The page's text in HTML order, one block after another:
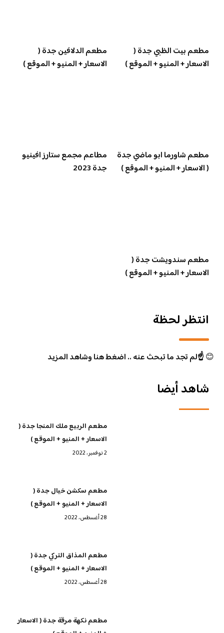
مطعم بيت الظبي جدة (
الاسعار + المنيو + الموقع )
مطعم الدلافين جدة (
الاسعار + المنيو + الموقع )
مطعم شاورما ابو ماضي جدة
( الاسعار + المنيو + الموقع )
مطاعم مجمع ستارز افينيو
جدة 2023
مطعم سندويشت جدة (
الاسعار + المنيو + الموقع )
انتظر لحظة
😊☝️لم تجد ما تبحث عنه .. اضغط هنا وشاهد المزيد
شاهد أيضا
مطعم الربيع ملك المنجا جدة (
الاسعار + المنيو + الموقع )
2 نوفمبر، 2022
مطعم سكشن خيال جدة (
الاسعار + المنيو + الموقع )
28 أغسطس، 2022
مطعم المذاق التركي جدة (
الاسعار + المنيو + الموقع )
28 أغسطس، 2022
مطعم نكهة مرقة جدة ( الاسعار